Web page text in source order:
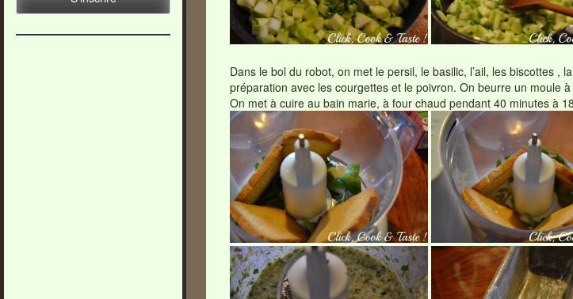
Dans le bol du robot, on met le persil, le basilic, l’ail, les biscottes
préparation avec les courgettes et le poivron. On beurre un moule
On met à cuire au bain marie, à four chaud pendant 40 minutes à